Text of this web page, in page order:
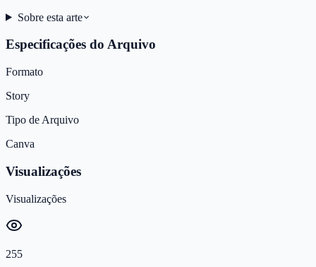
Sobre esta arte
Especificações do Arquivo
Formato
Story
Tipo de Arquivo
Canva
Visualizações
Visualizações
255